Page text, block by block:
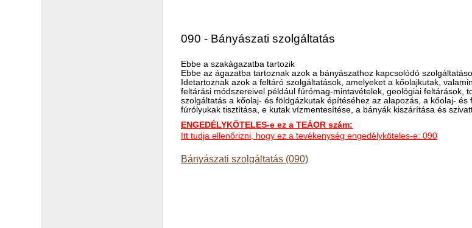
090 - Bányászati szolgáltatás
Ebbe a szakágazatba tartozik
Ebbe az ágazatba tartoznak azok a bányászathoz kapcsolódó
Idetartoznak azok a feltáró szolgáltatások, amelyeket a kőolajkutak,
feltárási módszereivel például fúrómag-mintavételek, geológiai
szolgáltatás a kőolaj- és földgázkutak építéséhez az alapozás, a kőolaj-
fúrólyukak tisztítása, e kutak vízmentesítése, a bányák kiszárítása és
ENGEDÉLYKÖTELES-e ez a TEÁOR szám:
Itt tudja ellenőrizni, hogy ez a tevékenység engedélyköteles-e: 090
Bányászati szolgáltatás (090)